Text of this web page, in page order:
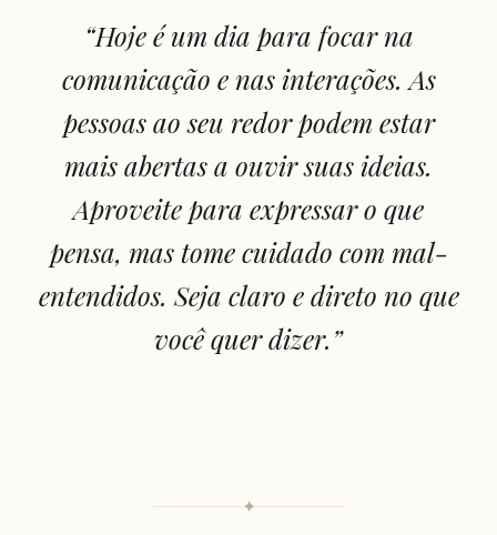
“Hoje é um dia para focar na
comunicação e nas interações. As
pessoas ao seu redor podem estar
mais abertas a ouvir suas ideias.
Aproveite para expressar o que
pensa, mas tome cuidado com mal-
entendidos. Seja claro e direto no que
você quer dizer.”
✦